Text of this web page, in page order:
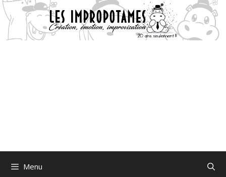
Aller
au
contenu
Menu